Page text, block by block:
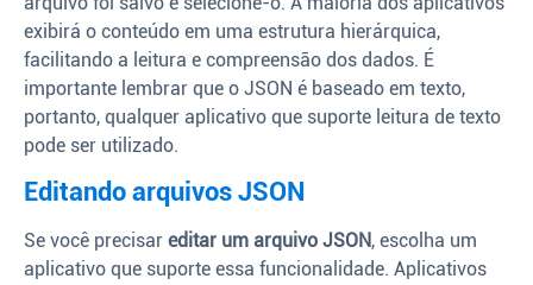
exibirá o conteúdo em uma estrutura hierárquica,
facilitando a leitura e compreensão dos dados. É
importante lembrar que o JSON é baseado em texto,
portanto, qualquer aplicativo que suporte leitura de texto
pode ser utilizado.
Editando arquivos JSON
Se você precisar editar um arquivo JSON, escolha um
aplicativo que suporte essa funcionalidade. Aplicativos